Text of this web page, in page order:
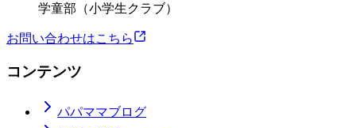
学童部（小学生クラブ）
お問い合わせはこちら
コンテンツ
パパママブログ